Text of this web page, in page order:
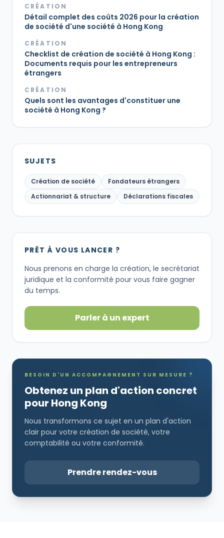
CRÉATION
Détail complet des coûts 2026 pour la création
de société d'une société à Hong Kong
CRÉATION
Checklist de création de société à Hong Kong :
Documents requis pour les entrepreneurs
étrangers
CRÉATION
Quels sont les avantages d'constituer une
société à Hong Kong ?
SUJETS
Création de société
Fondateurs étrangers
Actionnariat & structure
Déclarations fiscales
PRÊT À VOUS LANCER ?
Nous prenons en charge la création, le secrétariat
juridique et la conformité pour vous faire gagner
du temps.
Parler à un expert
BESOIN D'UN ACCOMPAGNEMENT SUR MESURE ?
Obtenez un plan d'action concret
pour Hong Kong
Nous transformons ce sujet en un plan d'action
clair pour votre création de société, votre
comptabilité ou votre conformité.
Prendre rendez-vous